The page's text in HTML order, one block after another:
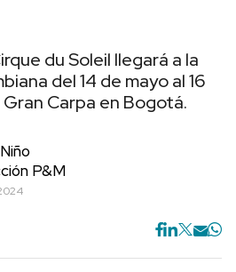
du Soleil llegará a la
del 14 de mayo al 16
Carpa en Bogotá.
P&M